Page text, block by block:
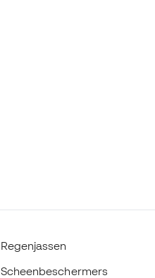
Regenjassen
Scheenbeschermers